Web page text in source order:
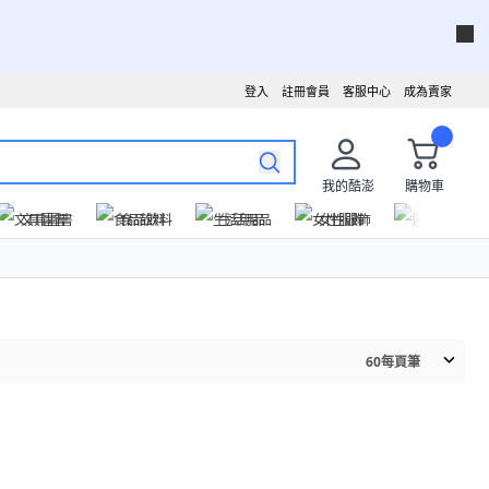
成為賣家
客服中心
註冊會員
登入
我的酷澎
購物車
文具圖書
食品飲料 生活用品 女性服飾
60每頁筆